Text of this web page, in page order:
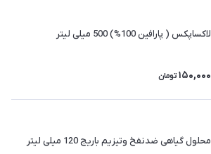
لاکساپکس ( پارافین 100%) 500 میلی لیتر
150,000 تومان
محلول گیاهی ضدنفخ وتیزیم باریج 120 میلی لیتر